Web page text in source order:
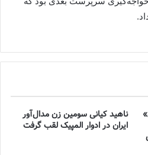
ناهید کیانی سومین زن مدال‌آور
ایران در ادوار المپیک لقب گرفت